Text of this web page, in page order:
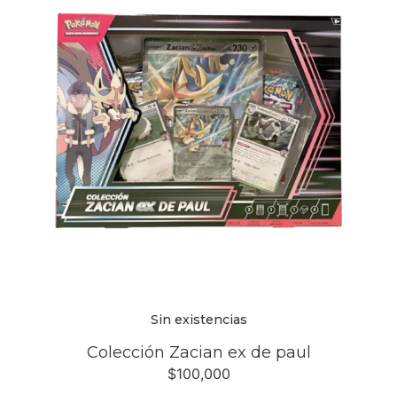
Sin existencias
Colección Zacian ex de paul
$100,000